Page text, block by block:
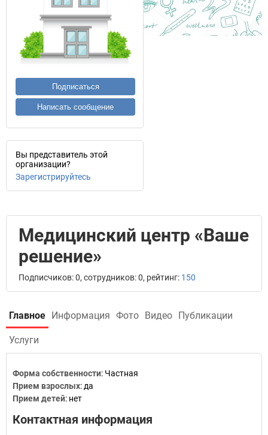
Подписаться
Написать сообщение
Вы представитель этой
организации?
Зарегистрируйтесь
Медицинский центр «Ваше
решение»
Подписчиков: 0, сотрудников: 0, рейтинг: 150
Главное Информация Фото Видео Публикации
Услуги
Форма собственности: Частная
Прием взрослых: да
Прием детей: нет
Контактная информация